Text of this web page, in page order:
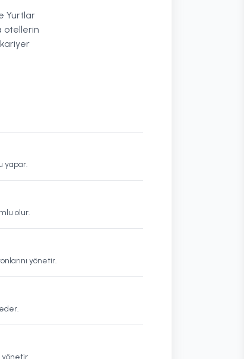
Yurtlar
otellerin
yapar.
olur.
yönetir.